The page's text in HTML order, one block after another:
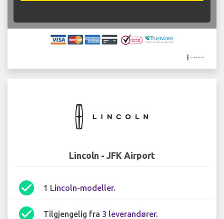
Lincoln - JFK Airport
check_circle 1 Lincoln-modeller.
check_circle Tilgjengelig fra 3 leverandører.